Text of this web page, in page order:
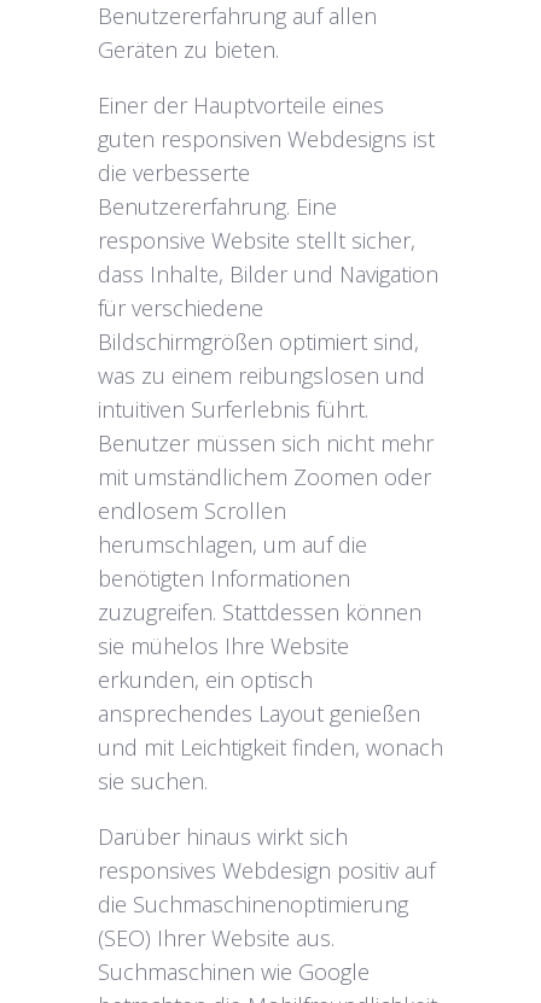
Benutzererfahrung auf allen
Geräten zu bieten.
Einer der Hauptvorteile eines
guten responsiven Webdesigns ist
die verbesserte
Benutzererfahrung. Eine
responsive Website stellt sicher,
dass Inhalte, Bilder und Navigation
für verschiedene
Bildschirmgrößen optimiert sind,
was zu einem reibungslosen und
intuitiven Surferlebnis führt.
Benutzer müssen sich nicht mehr
mit umständlichem Zoomen oder
endlosem Scrollen
herumschlagen, um auf die
benötigten Informationen
zuzugreifen. Stattdessen können
sie mühelos Ihre Website
erkunden, ein optisch
ansprechendes Layout genießen
und mit Leichtigkeit finden, wonach
sie suchen.
Darüber hinaus wirkt sich
responsives Webdesign positiv auf
die Suchmaschinenoptimierung
(SEO) Ihrer Website aus.
Suchmaschinen wie Google